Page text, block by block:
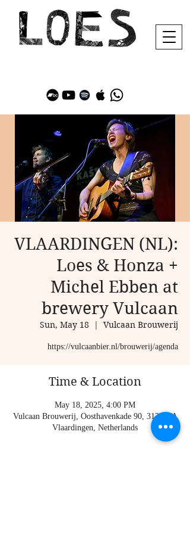
VLAARDINGEN (NL):
Loes & Honza +
Michel Ebben at
brewery Vulcaan
Sun, May 18
  |
Vulcaan Brouwerij
Time & Location
May 18, 2025, 4:00 PM
Vulcaan Brouwerij, Oosthavenkade 90, 3134 KA
Vlaardingen, Netherlands